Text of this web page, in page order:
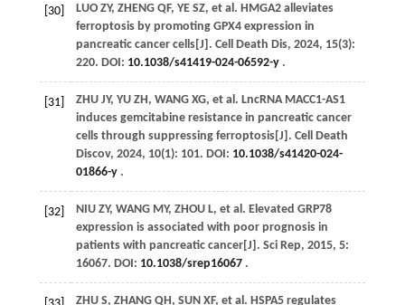
[30] LUO ZY, ZHENG QF, YE SZ, et al . HMGA2 alleviates
ferroptosis by promoting GPX4 expression in
pancreatic cancer cells[J]. Cell Death Dis, 2024, 15(3):
220. DOI: 10.1038/s41419-024-06592-y.
[31] ZHU JY, YU ZH , WANG XG, et al . LncRNA MACC1-AS1
induces gemcitabine resistance in pancreatic cancer
cells through suppressing ferroptosis[J]. Cell Death
Discov, 2024, 10(1): 101. DOI: 10.1038/s41420-024-
01866-y.
[32] NIU ZY, WANG MY, ZHOU L, et al . Elevated GRP78
expression is associated with poor prognosis in
patients with pancreatic cancer[J]. Sci Rep, 2015, 5:
16067. DOI: 10.1038/srep16067.
ZHU S, ZHANG QH , SUN XF, et al . HSPA5 regulates